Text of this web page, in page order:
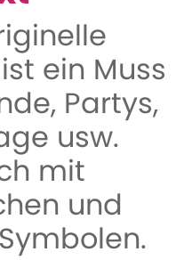
ein Muss
Partys,
usw.
mit
und